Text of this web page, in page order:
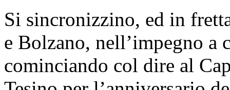
Si sincronizzino, ed in
e Bolzano, nell’impegno a
cominciando col dire al